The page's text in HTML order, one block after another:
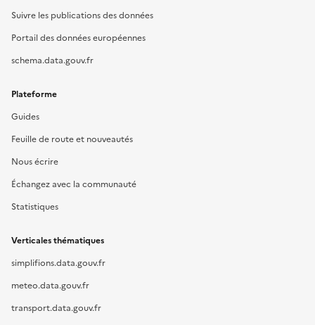
Suivre les publications des données
Portail des données européennes
schema.data.gouv.fr
Plateforme
Guides
Feuille de route et nouveautés
Nous écrire
Échangez avec la communauté
Statistiques
Verticales thématiques
simplifions.data.gouv.fr
meteo.data.gouv.fr
transport.data.gouv.fr